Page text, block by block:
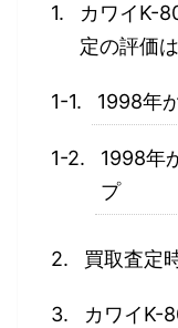
カワイK-
定の評価
1998年
1998年
プ
買取査定
カワイK-